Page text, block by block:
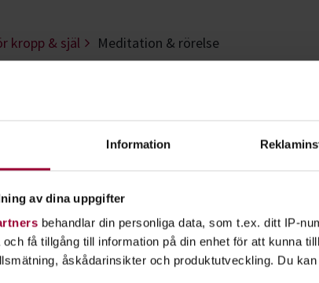
Information
av dina uppgifter
behandlar din personliga data, som t.ex. ditt IP-
få tillgång till information på din enhet för att kunna
åskådarinsikter och produktutveckling. Du
kropp & själ Meditation & rörelse
rörelse -
rörelse hos Studiefrämjandet.
underbar känsla!
,yoga,taiji-chenochqigong. Alla
ännu bättre och minskar din stress.